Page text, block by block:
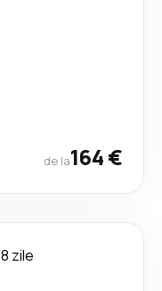
de la164 €
8 zile